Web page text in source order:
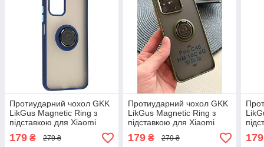
Протиударний чохол GKK
LikGus Magnetic Ring з
підставкою для Xiaomi
Redmi Note 10 Pro / Note
10 Pro Max Blue
179 ₴ 279 ₴
Протиударний чохол GKK
LikGus Magnetic Ring з
підставкою для Xiaomi
Redmi 10C / Poco C40
Olive
179₴ 279 ₴ 179